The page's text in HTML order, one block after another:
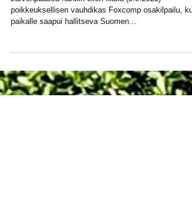
Beni Kauhanen
6.9.2023
Foxcomp kisan voittoon!
Järvenpäässä nähtiin eilen Illalla (5.9.2023)
poikkeuksellisen vauhdikas Foxcomp osakilpailu,